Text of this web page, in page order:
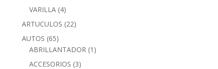
VARILLA (4)
ARTUCULOS (22)
AUTOS (65)
ABRILLANTADOR (1)
ACCESORIOS (3)